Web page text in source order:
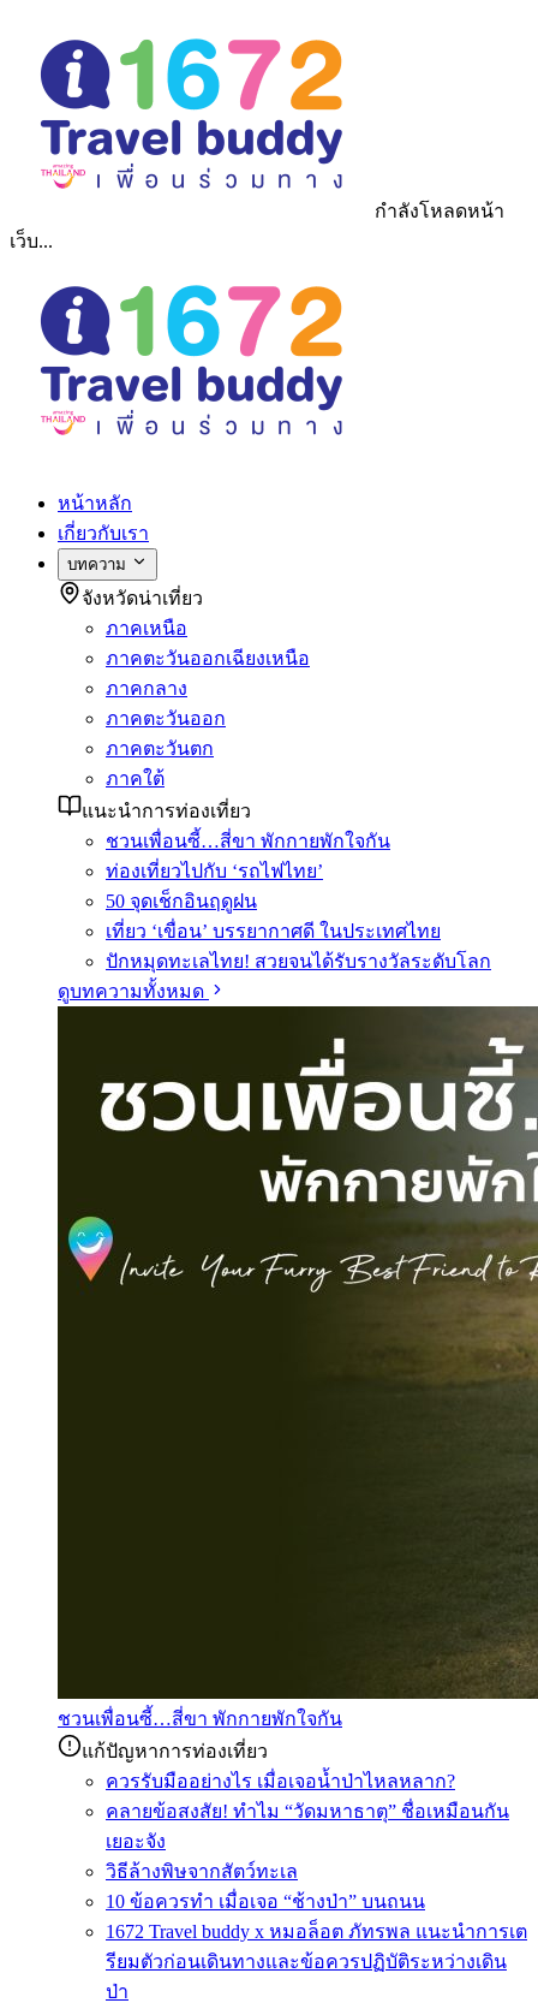
กำลังโหลดหน้า
เว็บ...
หน้าหลัก
เกี่ยวกับเรา
บทความ
จังหวัดน่าเที่ยว
ภาคเหนือ
ภาคตะวันออกเฉียงเหนือ
ภาคกลาง
ภาคตะวันออก
ภาคตะวันตก
ภาคใต้
แนะนำการท่องเที่ยว
ชวนเพื่อนซี้…สี่ขา พักกายพักใจกัน
ท่องเที่ยวไปกับ ‘รถไฟไทย’
50 จุดเช็กอินฤดูฝน
เที่ยว ‘เขื่อน’ บรรยากาศดี ในประเทศไทย
ปักหมุดทะเลไทย! สวยจนได้รับรางวัลระดับโลก
ดูบทความทั้งหมด
ชวนเพื่อนซี้…สี่ขา พักกายพักใจกัน
แก้ปัญหาการท่องเที่ยว
ควรรับมืออย่างไร เมื่อเจอน้ำป่าไหลหลาก?
คลายข้อสงสัย! ทำไม “วัดมหาธาตุ” ชื่อเหมือนกัน
เยอะจัง
วิธีล้างพิษจากสัตว์ทะเล
10 ข้อควรทำ เมื่อเจอ “ช้างป่า” บนถนน
1672 Travel buddy x หมอล็อต ภัทรพล แนะนำการเต
รียมตัวก่อนเดินทางและข้อควรปฏิบัติระหว่างเดิน
ป่า